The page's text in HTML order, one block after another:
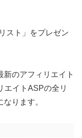
スト」をプレゼン
のアフィリエイト
エイトASPの全リ
ります。